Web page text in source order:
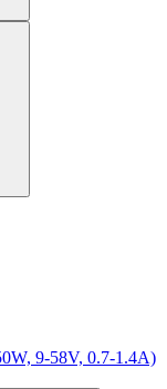
9-58V, 0.7-1.4A)